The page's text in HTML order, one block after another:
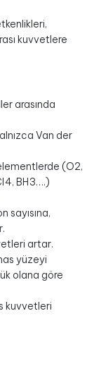
kuvvetlere
arasında
Van der
(O2,
BH3….)
sayısına,
artar.
yüzeyi
olana göre
kuvvetleri